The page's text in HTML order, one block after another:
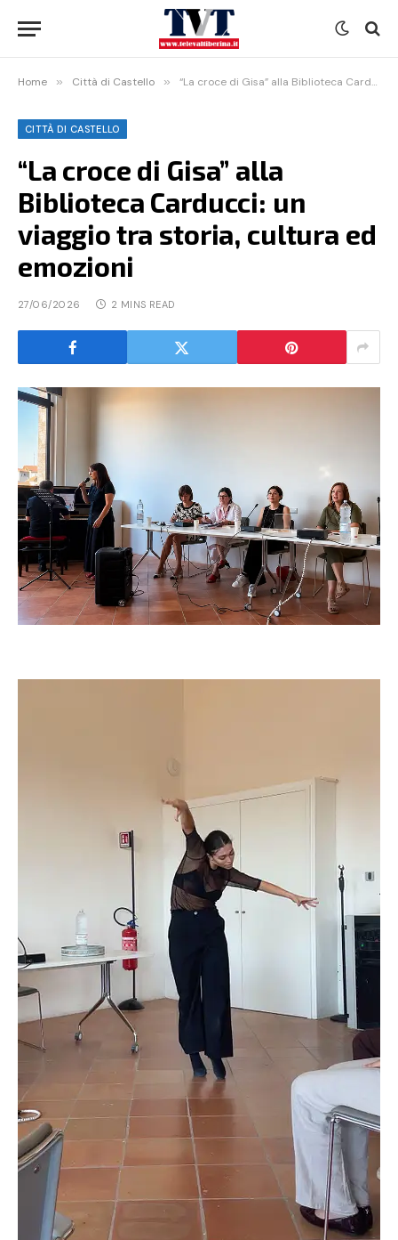
Home » Città di Castello » “La croce di Gisa” alla Biblioteca Carducci: un viaggio tra storia, cultura ed emozioni
CITTÀ DI CASTELLO
“La croce di Gisa” alla
Biblioteca Carducci: un
viaggio tra storia, cultura ed
emozioni
27/06/2026 2 MINS READ